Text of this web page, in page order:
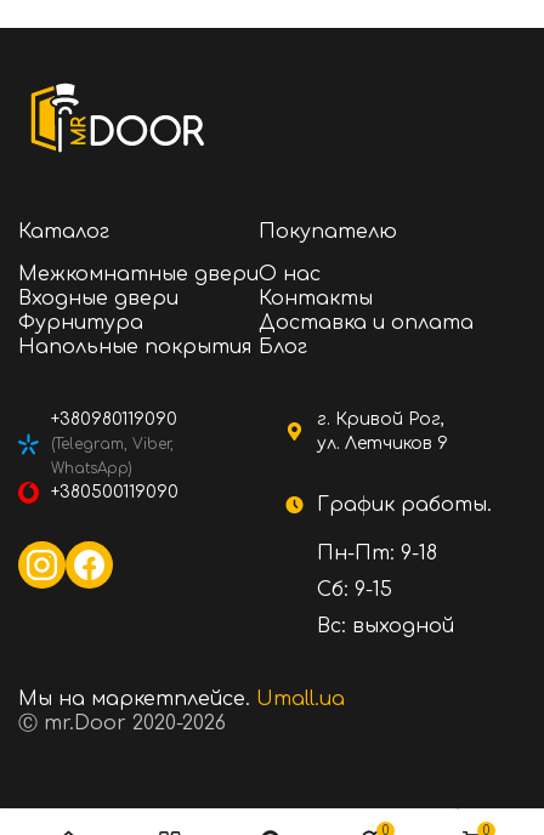
0 0
Каталог
Межкомнатные двери
Входные двери
Фурнитура
Напольные покрытия
Покупателю
О нас
Контакты
Доставка и оплата
Блог
г. Кривой Рог,
ул. Летчиков 9
График работы.
Пн-Пт: 9-18
Сб: 9-15
Вс: выходной
+380980119090
(Telegram, Viber,
WhatsApp)
+380500119090
Ⓒ mr.Door 2020-2026
Мы на маркетплейсе. Umall.ua